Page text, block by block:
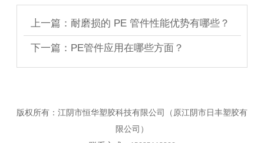
上一篇：耐磨损的 PE 管件性能优势有哪些？
下一篇：PE管件应用在哪些方面？
版权所有：江阴市恒华塑胶科技有限公司（原江阴市日丰塑胶有
限公司）